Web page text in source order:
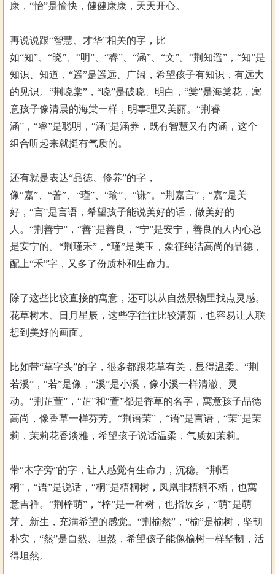
康，“怡”是愉快，健健康康，天天开心。
再说说跟“智慧、才华”相关的字，比
如“知”、“晓”、“明”、“睿”、“涵”、“文”。“荆知遥”，“知”是
知识、知道，“遥”是遥远、广阔，希望孩子有知识，有远大
的见识。“荆晓棠”，“晓”是破晓、明白，“棠”是海棠花，寓
意孩子像清晨的海棠一样，明事理又美丽。“荆睿
涵”，“睿”是聪明，“涵”是涵养，既有智慧又有内涵，这个
组合听起来就挺有气质的。
还有就是表达“品德、修养”的字，
像“嘉”、“善”、“瑾”、“瑜”、“谦”。“荆嘉言”，“嘉”是美
好，“言”是言语，希望孩子能说美好的话，做美好的
人。“荆善宁”，“善”是善良，“宁”是安宁，善良的人内心总
是安宁的。“荆瑾禾”，“瑾”是美玉，象征纯洁高尚的品德，
配上“禾”字，又多了份质朴和生命力。
除了这些比较直接的寓意，还可以从自然景物里找点灵感。
花草树木、日月星辰，这些字往往比较清新，也容易让人联
想到美好的画面。
比如带“草字头”的字，很多都跟花草有关，显得温柔。“荆
若溪”，“若”是像，“溪”是小溪，像小溪一样清澈、灵
动。“荆芷萱”，“芷”和“萱”都是香草的名字，寓意孩子品德
高尚，像香草一样芬芳。“荆语茉”，“语”是言语，“茉”是茉
莉，茉莉花香淡雅，希望孩子说话温柔，气质如茉莉。
带“木字旁”的字，让人感觉有生命力，沉稳。“荆语
桐”，“语”是说话，“桐”是梧桐树，凤凰非梧桐不栖，也寓
意吉祥。“荆梓萌”，“梓”是一种树，也指故乡，“萌”是萌
芽、新生，充满希望的感觉。“荆榆然”，“榆”是榆树，坚韧
朴实，“然”是自然、坦然，希望孩子能像榆树一样坚韧，活
得坦然。